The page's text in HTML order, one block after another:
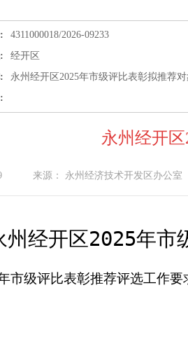
4311000018/2026-09233
经开区
永州经开区2025年市级评比表彰拟推荐
永州经开
来源： 永州经济技术开发区办公室
州经开区2025年市
市级评比表彰推荐评选工作